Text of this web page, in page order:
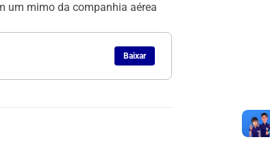
um mimo da companhia aérea
Baixar